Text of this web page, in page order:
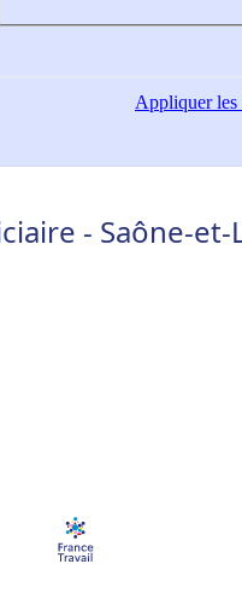
Appliquerles
- Saône-et-